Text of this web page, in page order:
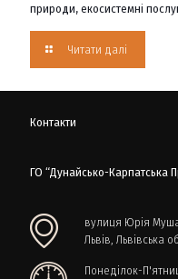
природи, екосистемні
Читати далі
Контакти
ГО “Дунайсько-Карпатська
вулиця Юрія
Львів, Львівська
Понеділок-